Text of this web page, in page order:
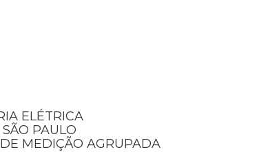
ELÉTRICA
PAULO
DE MEDIÇÃO AGRUPADA